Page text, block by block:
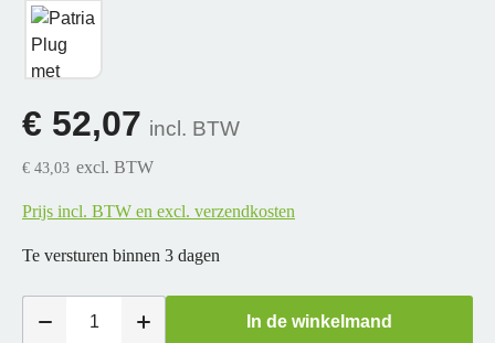
€ 52,07 incl. BTW
€ 43,03 excl. BTW
Prijs incl. BTW en excl. verzendkosten
Te versturen binnen 3 dagen
In de winkelmand